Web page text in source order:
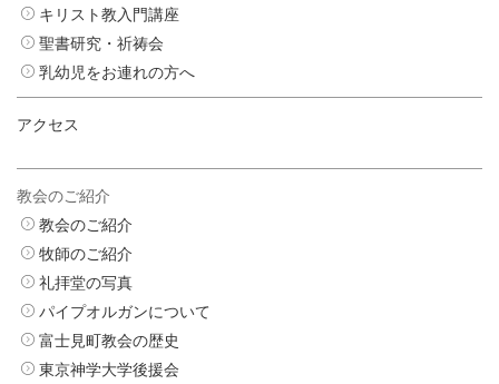
キリスト教入門講座
聖書研究・祈祷会
乳幼児をお連れの方へ
アクセス
教会のご紹介
教会のご紹介
牧師のご紹介
礼拝堂の写真
パイプオルガンについて
富士見町教会の歴史
東京神学大学後援会